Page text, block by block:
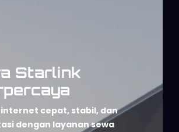
Starlink
internet cepat, stabil, dan
dengan layanan sewa